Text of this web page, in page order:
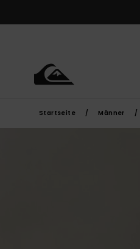
springen
Startseite Männer